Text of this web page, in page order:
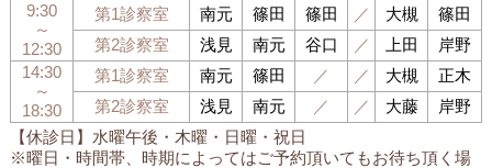
【休診日】水曜午後・木曜・日曜・祝日
※曜日・時間帯、時期によってはご予約頂いてもお待ち頂く場
9:30
～
12:30
第1診察室 南元 篠田 篠田 ／ 大槻
篠田
第2診察室
浅見 南元 谷口 ／ 上田
岸野
14:30
～
18:30
第1診察室 南元 篠田 ／ ／ 大槻
正木
第2診察室
浅見 南元 ／ ／ 大藤 岸野